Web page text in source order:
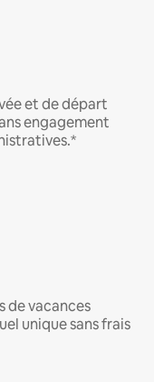
et de départ
engagement
de vacances
unique sans frais